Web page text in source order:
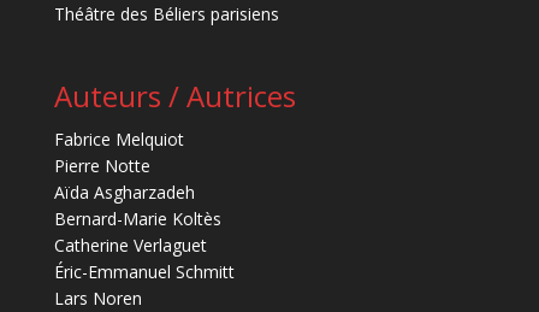
Théâtre des Béliers parisiens
Auteurs / Autrices
Fabrice Melquiot
Pierre Notte
Aïda Asgharzadeh
Bernard-Marie Koltès
Catherine Verlaguet
Éric-Emmanuel Schmitt
Lars Noren